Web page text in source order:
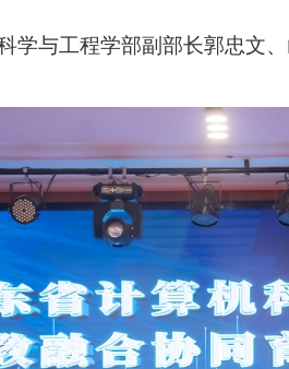
学与工程学部副部长郭忠文